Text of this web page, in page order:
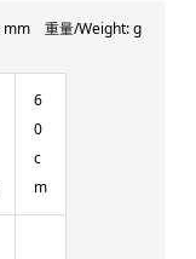
重量/Weight: g
6
0
c
m